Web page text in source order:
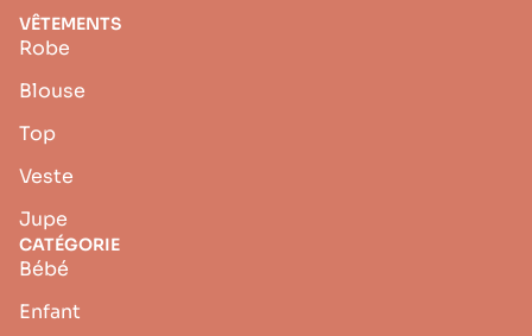
VÊTEMENTS
Robe
Blouse
Top
Veste
Jupe
CATÉGORIE
Bébé
Enfant